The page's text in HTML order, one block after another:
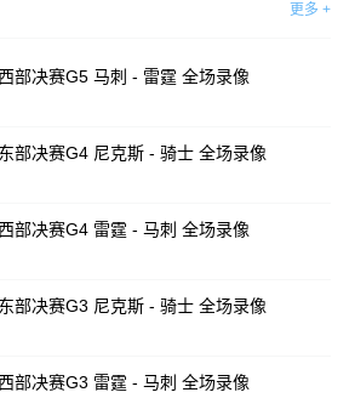
更多 +
部决赛G5 马刺 - 雷霆 全场录像
部决赛G4 尼克斯 - 骑士 全场录像
部决赛G4 雷霆 - 马刺 全场录像
部决赛G3 尼克斯 - 骑士 全场录像
部决赛G3 雷霆 - 马刺 全场录像